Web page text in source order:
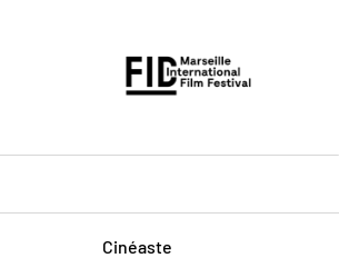
Cinéaste